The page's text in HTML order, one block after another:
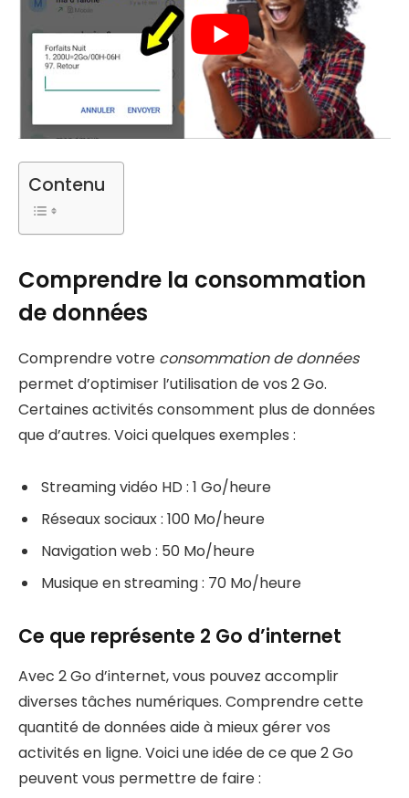
Contenu
Comprendre la consommation
de données
Comprendre votre consommation de données
permet d’optimiser l’utilisation de vos 2 Go.
Certaines activités consomment plus de données
que d’autres. Voici quelques exemples :
Streaming vidéo HD : 1 Go/heure
Réseaux sociaux : 100 Mo/heure
Navigation web : 50 Mo/heure
Musique en streaming : 70 Mo/heure
Ce que représente 2 Go d’internet
Avec 2 Go d’internet, vous pouvez accomplir
diverses tâches numériques. Comprendre cette
quantité de données aide à mieux gérer vos
activités en ligne. Voici une idée de ce que 2 Go
peuvent vous permettre de faire :